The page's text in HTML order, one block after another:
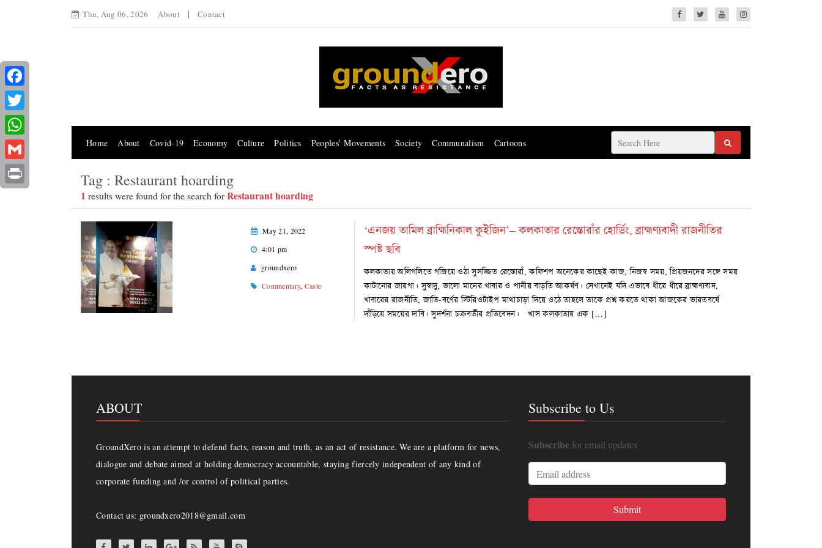
Thu, Aug 06, 2026 About Contact
Home About Covid-19 Economy Culture Politics Peoples’ Movements Society Communalism Cartoons
Tag : Restaurant hoarding
1 results were found for the search forRestaurant hoarding
May 21, 2022
4:01 pm
groundxero
Commentary, Caste
‘এনজয় তামিল ব্রাহ্মিনিকাল কুইজিন’– কলকাতার রেস্তোরাঁর হোর্ডিং, ব্রাহ্মণ্যবাদী রাজনীতির
স্পষ্ট ছবি
কলকাতায় অলিগলিতে গজিয়ে ওঠা সুসজ্জিত রেস্তোরাঁ, কফিশপ অনেকের কাছেই কাজ, নিজস্ব সময়, প্রিয়জনদের সঙ্গে সময়
কাটানোর জায়গা। সুস্বাদু, ভালো মানের খাবার ও পানীয় বাড়তি আকর্ষণ। সেখানেই যদি এভাবে ধীরে ধীরে ব্রাহ্মণ্যবাদ,
খাবারের রাজনীতি, জাতি-বর্ণের স্টিরিওটাইপ মাথাচাড়া দিয়ে ওঠে তাহলে তাকে প্রশ্ন করতে থাকা আজকের ভারতবর্ষে
দাঁড়িয়ে সময়ের দাবি। সুদর্শনা চক্রবর্তীর প্রতিবেদন। খাস কলকাতায় এক […]
ABOUT
GroundXero is an attempt to defend facts, reason and truth, as an act of resistance. We are a platform for news,
dialogue and debate aimed at holding democracy accountable, staying fiercely independent of any kind of
corporate funding and /or control of political parties.
Contact us: groundxero2018@gmail.com
Subscribe to Us
Subscribefor email updates
Facebook
Twitter
WhatsApp
Gmail